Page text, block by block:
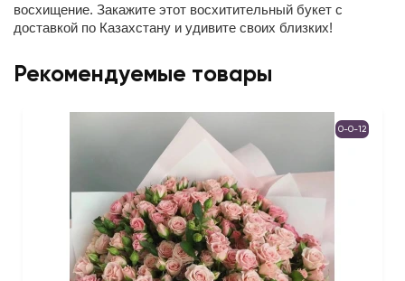
восхищение. Закажите этот восхитительный букет с
доставкой по Казахстану и удивите своих близких!
Рекомендуемые товары
0-0-12